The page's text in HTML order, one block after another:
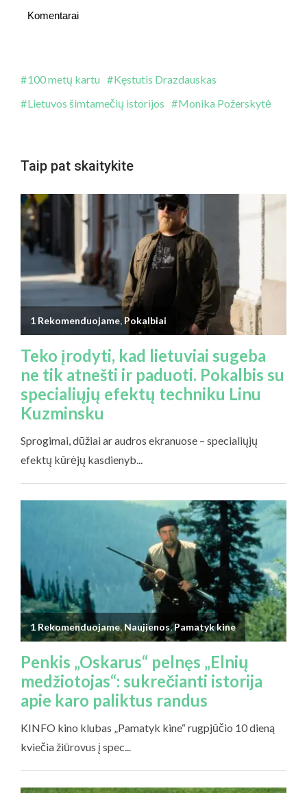
Komentarai
100 metų kartu
Kęstutis Drazdauskas
Lietuvos šimtamečių istorijos
Monika Požerskytė
Taip pat skaitykite